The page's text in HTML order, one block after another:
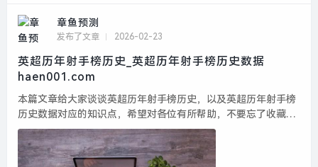
章鱼预测
发布了文章 2026-02-23
英超历年射手榜历史_英超历年射手榜历史数据
haen001.com
本篇文章给大家谈谈英超历年射手榜历史，以及英超历年射手榜
历史数据对应的知识点，希望对各位有所帮助，不要忘了收藏本
站喔。 本文目录一览： 1、英超历史射手榜Top10:凯恩唯一现役
列第三,希勒鲁尼前二...